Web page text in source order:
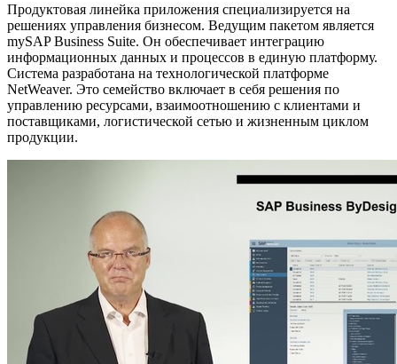
Продуктовая линейка приложения специализируется на
решениях управления бизнесом. Ведущим пакетом является
mySAP Business Suite. Он обеспечивает интеграцию
информационных данных и процессов в единую платформу.
Система разработана на технологической платформе
NetWeaver. Это семейство включает в себя решения по
управлению ресурсами, взаимоотношению с клиентами и
поставщиками, логистической сетью и жизненным циклом
продукции.